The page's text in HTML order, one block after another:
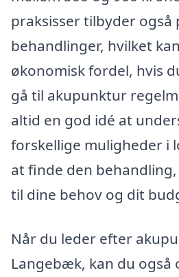
praksisser tilbyder også
behandlinger, hvilket
økonomisk fordel, hvis
gå til akupunktur
altid en god idé at
forskellige muligheder i
at finde den
til dine behov og dit
Når du leder efter
Langebæk, kan du også